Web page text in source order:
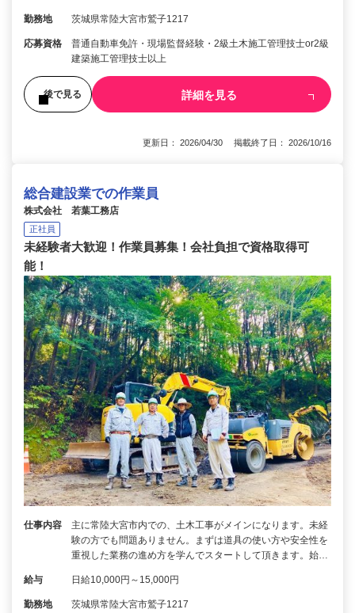
勤務地 茨城県常陸大宮市鷲子1217
応募資格
普通自動車免許・現場監督経験・2級土木施工管理技士or2級
建築施工管理技士以上
後で見る 詳細を見る
更新日： 2026/04/30 掲載終了日： 2026/10/16
総合建設業での作業員
株式会社 若葉工務店
正社員
未経験者大歓迎！作業員募集！会社負担で資格取得可
能！
仕事内容
主に常陸大宮市内での、土木工事がメインになります。未経
験の方でも問題ありません。まずは道具の使い方や安全性を
重視した業務の進め方を学んでスタートして頂きます。始…
給与 日給10,000円～15,000円
勤務地 茨城県常陸大宮市鷲子1217